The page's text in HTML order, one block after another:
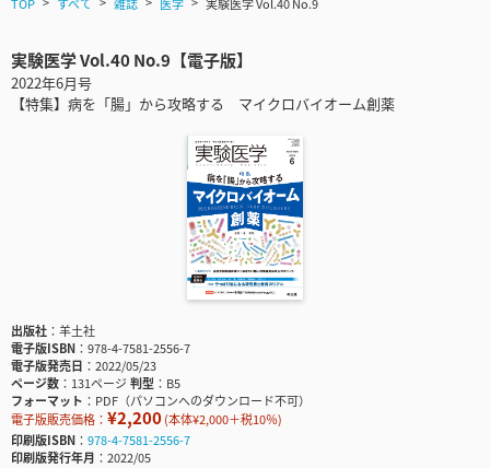
実験医学 Vol.40 No.9【電子版】
2022年6月号
【特集】病を「腸」から攻略する マイクロバイオーム創薬
出版社
羊土社
電子版ISBN
978-4-7581-2556-7
電子版発売日
2022/05/23
ページ数
131ページ判型
B5
フォーマット
PDF（パソコンへのダウンロード不可）
電子版販売価格： ¥2,200(本体¥2,000＋税10％)
印刷版ISBN
978-4-7581-2556-7
印刷版発行年月
2022/05